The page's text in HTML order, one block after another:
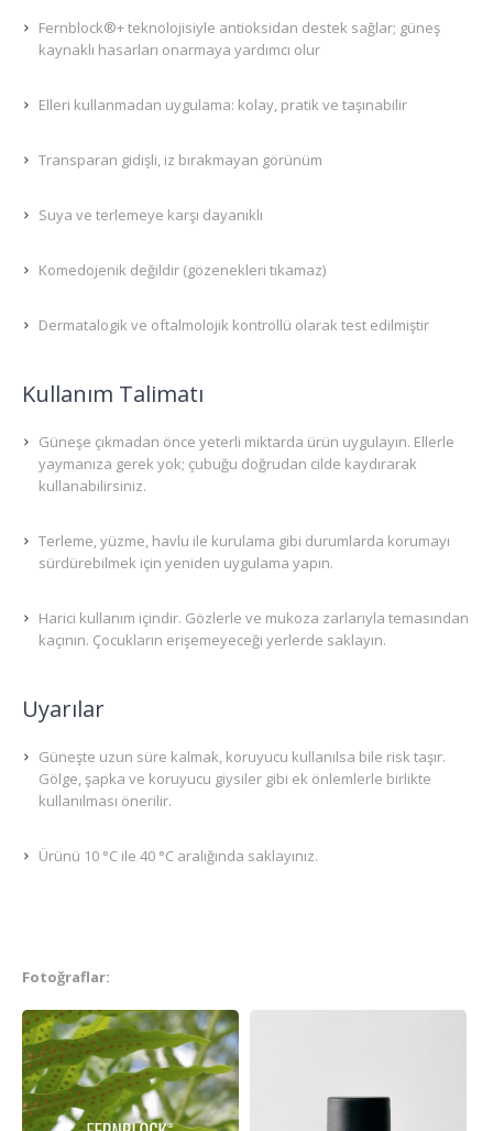
Fernblock®+ teknolojisiyle antioksidan destek sağlar; güneş
kaynaklı hasarları onarmaya yardımcı olur
Elleri kullanmadan uygulama: kolay, pratik ve taşınabilir
Transparan gidişli, iz bırakmayan görünüm
Suya ve terlemeye karşı dayanıklı
Komedojenik değildir (gözenekleri tıkamaz)
Dermatalogik ve oftalmolojik kontrollü olarak test edilmiştir
Kullanım Talimatı
Güneşe çıkmadan önce yeterli miktarda ürün uygulayın. Ellerle
yaymanıza gerek yok; çubuğu doğrudan cilde kaydırarak
kullanabilirsiniz.
Terleme, yüzme, havlu ile kurulama gibi durumlarda korumayı
sürdürebilmek için yeniden uygulama yapın.
Harici kullanım içindir. Gözlerle ve mukoza zarlarıyla temasından
kaçının. Çocukların erişemeyeceği yerlerde saklayın.
Uyarılar
Güneşte uzun süre kalmak, koruyucu kullanılsa bile risk taşır.
Gölge, şapka ve koruyucu giysiler gibi ek önlemlerle birlikte
kullanılması önerilir.
Ürünü 10 °C ile 40 °C aralığında saklayınız.
Fotoğraflar: